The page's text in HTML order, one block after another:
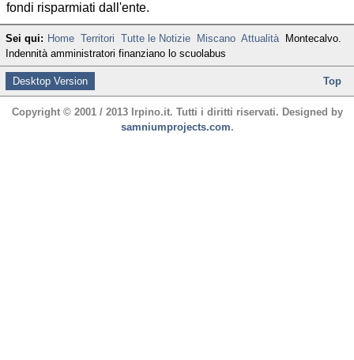
fondi risparmiati dall'ente.
Sei qui: Home Territori Tutte le Notizie Miscano Attualità
Montecalvo.
Indennità amministratori finanziano lo scuolabus
Desktop Version Top
Copyright © 2001 / 2013 Irpino.it. Tutti i diritti riservati. Designed by
samniumprojects.com.